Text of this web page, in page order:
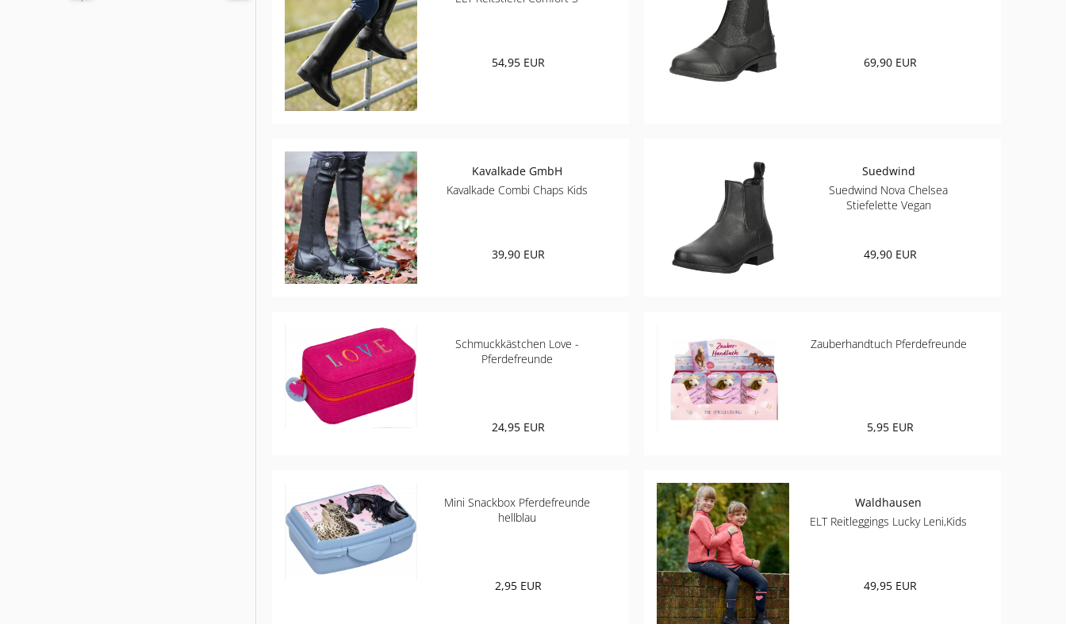
54,95 EUR 69,90 EUR
Kavalkade GmbH
Kavalkade Combi Chaps Kids
39,90 EUR
Suedwind
Suedwind Nova Chelsea
Stiefelette Vegan
49,90 EUR
Schmuckkästchen Love -
Pferdefreunde
24,95 EUR
Zauberhandtuch Pferdefreunde
5,95 EUR
Mini Snackbox Pferdefreunde
hellblau
2,95 EUR
Waldhausen
ELT Reitleggings Lucky Leni,Kids
49,95 EUR